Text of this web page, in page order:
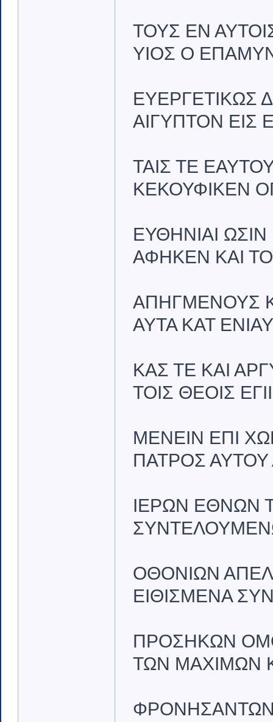
ΤΟΥΣ ΕΝ
ΥΙΟΣ Ο
ΕΥΕΡΓΕΤΙΚΩΣ
ΑΙΓΥΠΤΟΝ ΕΙΣ
ΤΑΙΣ ΤΕ
ΚΕΚΟΥΦΙΚΕΝ
ΕΥΘΗΝΙΑΙ
ΑΦΗΚΕΝ ΚΑΙ
ΑΠΗΓΜΕΝΟΥΣ
ΑΥΤΑ ΚΑΤ
ΚΑΣ ΤΕ ΚΑΙ
ΤΟΙΣ ΘΕΟΙΣ
ΜΕΝΕΙΝ ΕΠΙ
ΠΑΤΡΟΣ
ΙΕΡΩΝ ΕΘΝΩΝ
ΟΘΟΝΙΩΝ
ΕΙΘΙΣΜΕΝΑ
ΠΡΟΣΗΚΩΝ
ΤΩΝ ΜΑΧΙΜΩΝ
ΦΡΟΝΗΣΑΝΤΩΝ